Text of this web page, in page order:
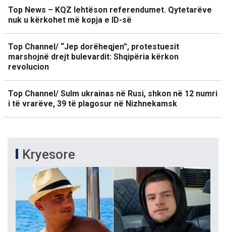
Top News – KQZ lehtëson referendumet. Qytetarëve
nuk u kërkohet më kopja e ID-së
Top Channel/ “Jep dorëheqjen”, protestuesit
marshojnë drejt bulevardit: Shqipëria kërkon
revolucion
Top Channel/ Sulm ukrainas në Rusi, shkon në 12 numri
i të vrarëve, 39 të plagosur në Nizhnekamsk
Kryesore